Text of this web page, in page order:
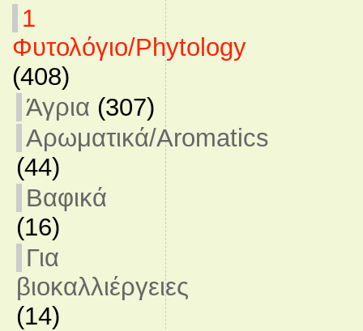
1
Φυτολόγιο/Phytology
(408)
Άγρια (307)
Αρωματικά/Aromatics
(44)
Βαφικά
(16)
Για
βιοκαλλιέργειες
(14)